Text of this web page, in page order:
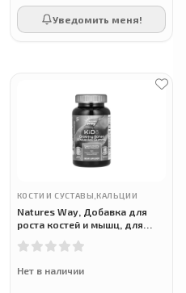
Уведомить меня!
КОСТИ И СУСТАВЫ,КАЛЬЦИИ
Natures Way, Добавка для
роста костей и мышц, для
60 жевательных мармеладок
Нет в наличии